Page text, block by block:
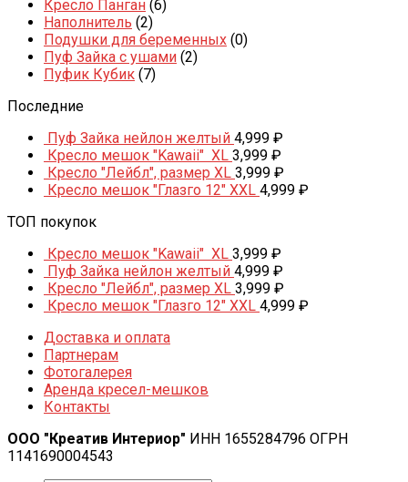
Кресло Панган (6)
Наполнитель (2)
Подушки для беременных (0)
Пуф Зайка с ушами (2)
Пуфик Кубик (7)
Последние
Пуф Зайка нейлон желтый 4,999 ₽
Кресло мешок "Kawaii" XL 3,999 ₽
Кресло "Лейбл", размер XL 3,999 ₽
Кресло мешок "Глазго 12" XXL 4,999 ₽
ТОП покупок
Кресло мешок "Kawaii" XL 3,999 ₽
Пуф Зайка нейлон желтый 4,999 ₽
Кресло "Лейбл", размер XL 3,999 ₽
Кресло мешок "Глазго 12" XXL 4,999 ₽
Доставка и оплата
Партнерам
Фотогалерея
Аренда кресел-мешков
Контакты
ООО "Креатив Интериор" ИНН 1655284796 ОГРН
1141690004543